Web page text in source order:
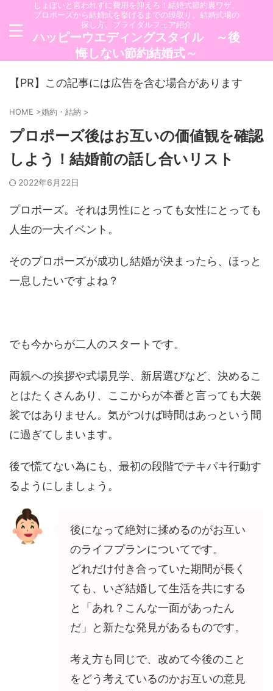
しょぼいと言われずに費用を抑えろ！結婚式節約裏ワザ。
プロポーズから結婚式を挙げるまでの段取り。結婚式場の
探し方。ブライダルフェア紹介
ハッピーウエディングスタイル ～後
悔しない節約結婚式～
【PR】この記事には広告を含む場合があります
HOME >婚約・結納 >
プロポーズ後はお互いの価値観を確認
しよう！結婚前の話し合いリスト
2022年6月22日
プロポーズ。それは男性にとっても女性にとっても
人生の一大イベント。
そのプロポーズが成功し結婚が決まったら、ほっと
一息したいですよね？
でも今からが二人のスタートです。
両親への挨拶や式場見学、新居選びなど、決めるこ
とはたくさんあり、ここからが本番と言っても大袈
裟ではありません。気がつけば時間はあっという間
に過ぎてしまいます。
後で慌てない為にも、最初の段階でテキパキ行動す
るようにしましょう。
後になって絶対に揉めるのがお互い
のライフプランについてです。
どれだけ付き合っていた期間が長く
ても、いざ結婚して生活を共にする
と「あれ？こんな一面があったん
だ」と新たな発見があるものです。
考え方も同じで、改めて今後のこと
をどう考えているのかお互いの意見